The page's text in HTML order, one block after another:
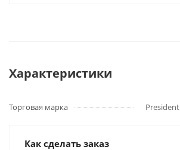
Характеристики
Торговая марка President
Как сделать заказ